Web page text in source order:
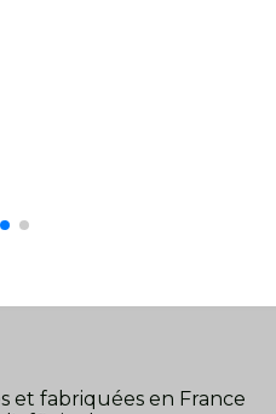
et fabriquées en France